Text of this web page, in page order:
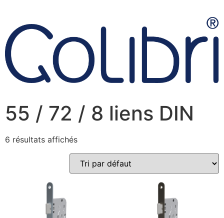
55 / 72 / 8 liens DIN
6 résultats affichés